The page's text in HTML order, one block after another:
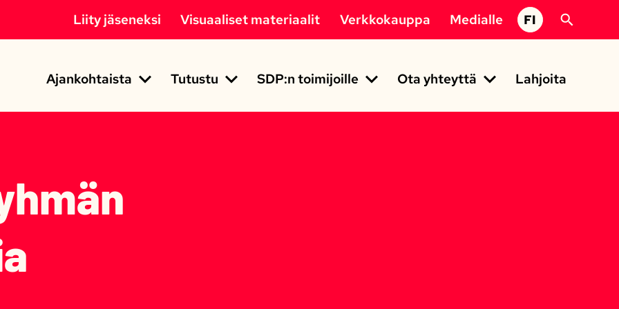
Ajankohtaista
Tutustu SDP:n toimijoille Ota yhteyttä Lahjoita
Liity jäseneksi Visuaaliset materiaalit Verkkokauppa Medialle FI